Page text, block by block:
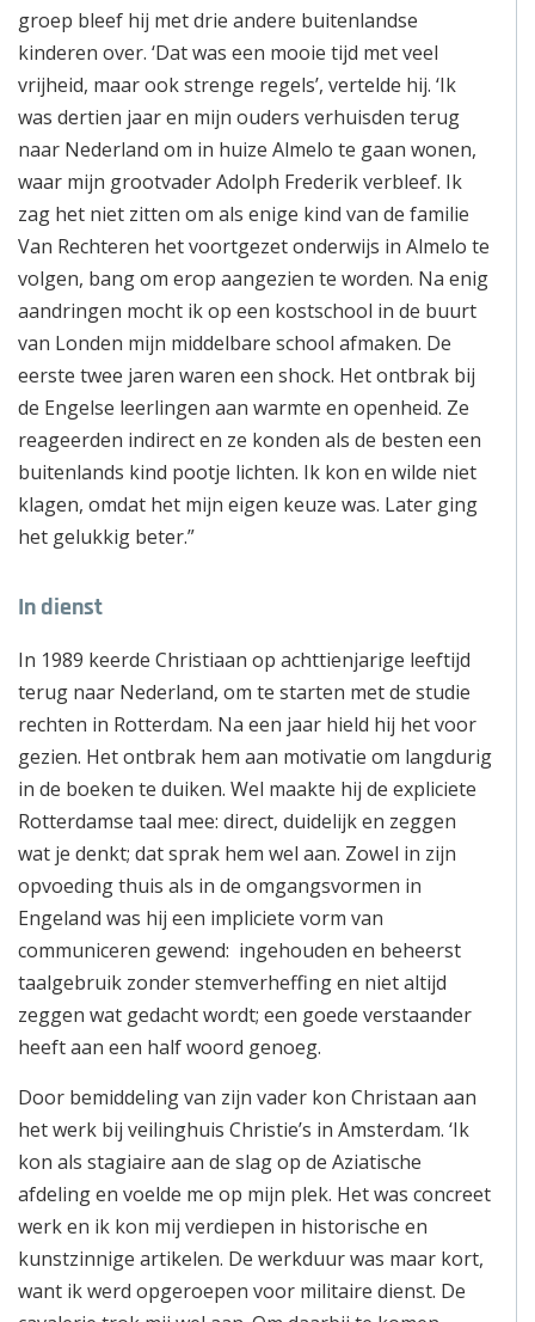
groep bleef hij met drie andere buitenlandse
kinderen over. ‘Dat was een mooie tijd met veel
vrijheid, maar ook strenge regels’, vertelde hij. ‘Ik
was dertien jaar en mijn ouders verhuisden terug
naar Nederland om in huize Almelo te gaan wonen,
waar mijn grootvader Adolph Frederik verbleef. Ik
zag het niet zitten om als enige kind van de familie
Van Rechteren het voortgezet onderwijs in Almelo te
volgen, bang om erop aangezien te worden. Na enig
aandringen mocht ik op een kostschool in de buurt
van Londen mijn middelbare school afmaken. De
eerste twee jaren waren een shock. Het ontbrak bij
de Engelse leerlingen aan warmte en openheid. Ze
reageerden indirect en ze konden als de besten een
buitenlands kind pootje lichten. Ik kon en wilde niet
klagen, omdat het mijn eigen keuze was. Later ging
het gelukkig beter.”
In dienst
In 1989 keerde Christiaan op achttienjarige leeftijd
terug naar Nederland, om te starten met de studie
rechten in Rotterdam. Na een jaar hield hij het voor
gezien. Het ontbrak hem aan motivatie om langdurig
in de boeken te duiken. Wel maakte hij de expliciete
Rotterdamse taal mee: direct, duidelijk en zeggen
wat je denkt; dat sprak hem wel aan. Zowel in zijn
opvoeding thuis als in de omgangsvormen in
Engeland was hij een impliciete vorm van
communiceren gewend: ingehouden en beheerst
taalgebruik zonder stemverheffing en niet altijd
zeggen wat gedacht wordt; een goede verstaander
heeft aan een half woord genoeg.
Door bemiddeling van zijn vader kon Christaan aan
het werk bij veilinghuis Christie’s in Amsterdam. ‘Ik
kon als stagiaire aan de slag op de Aziatische
afdeling en voelde me op mijn plek. Het was concreet
werk en ik kon mij verdiepen in historische en
kunstzinnige artikelen. De werkduur was maar kort,
want ik werd opgeroepen voor militaire dienst. De